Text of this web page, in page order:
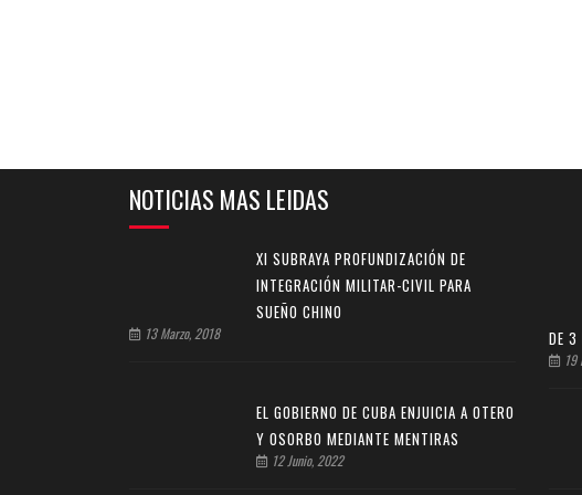
NOTICIAS MAS LEIDAS
XI SUBRAYA PROFUNDIZACIÓN DE
INTEGRACIÓN MILITAR-CIVIL PARA
SUEÑO CHINO
13 Marzo, 2018
DE 3
19
EL GOBIERNO DE CUBA ENJUICIA A OTERO
Y OSORBO MEDIANTE MENTIRAS
12 Junio, 2022